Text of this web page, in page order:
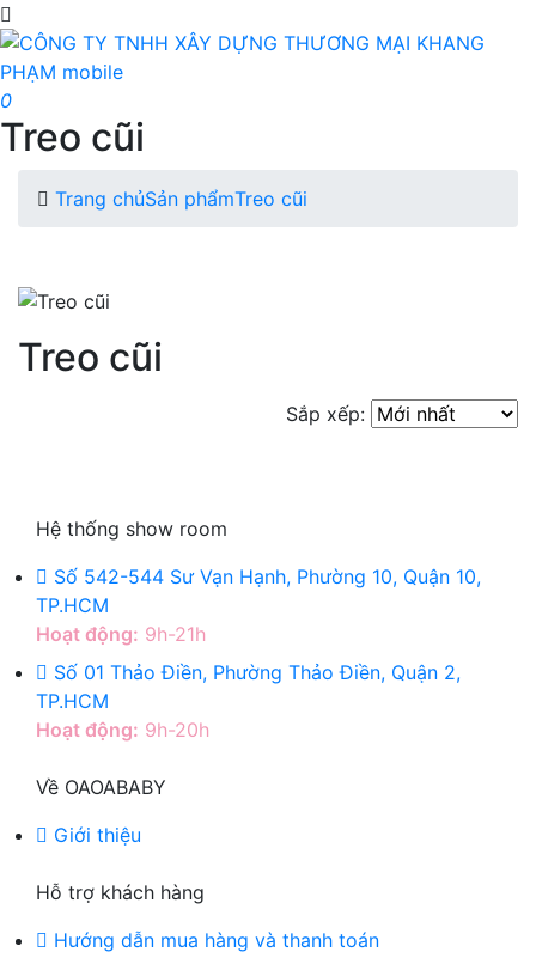
0
Treo cũi
Trang chủSản phẩmTreo cũi
Treo cũi
Sắp xếp:
Hệ thống show room
Số 542-544 Sư Vạn Hạnh, Phường 10, Quận 10,
TP.HCM
Hoạt động: 9h-21h
Số 01 Thảo Điền, Phường Thảo Điền, Quận 2,
TP.HCM
Hoạt động: 9h-20h
Về OAOABABY
Giới thiệu
Hỗ trợ khách hàng
Hướng dẫn mua hàng và thanh toán